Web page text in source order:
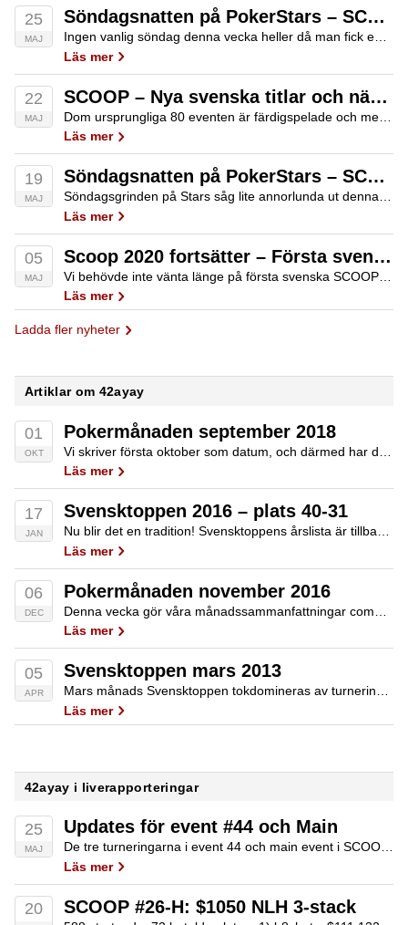
25
MAJ
Söndagsnatten på PokerStars – SCOOP Main Event 2nd Chance
Ingen vanlig söndag denna vecka heller då man fick en andra chans att spela hem Main Event. Det märks tydligt på antalet spelare i HR-Club att pokersidorna börja urvattna alla höga turneringar och kanske att spelarna börjar bli lite mätta…
Läs mer
22
MAJ
SCOOP – Nya svenska titlar och nära Main Event seger.
Läs mer
19
MAJ
Söndagsnatten på PokerStars – SCOOP Main Event
Söndagsgrinden på Stars såg lite annorlunda ut denna vecka eftersom SCOOP 2020 inledde sina Main Events och det gick att utnyttja late reg ända in på måndagskvällen. Det är stora pengar som ska fördelas på alla nivåer och vi tar…
Läs mer
05
MAJ
Scoop 2020 fortsätter – Första svenska titeln är bärgad.
Läs mer
Ladda fler nyheter
Artiklar om 42ayay
01
OKT
Pokermånaden september 2018
Läs mer
17
JAN
Svensktoppen 2016 – plats 40-31
Nu blir det en tradition! Svensktoppens årslista är tillbaka för andra gången! I fem delar kommer vi på Poker.se att presentera de femtio personer vi tycker haft mest framträdande roller i PokerSverige 2016.
Läs mer
06
DEC
Pokermånaden november 2016
Läs mer
05
APR
Svensktoppen mars 2013
Mars månads Svensktoppen tokdomineras av turneringsvinster, såväl online som live. Vi får dock in lite hightakes och ett par podcastare på listan också.
Läs mer
42ayay i liverapporteringar
25
MAJ
Updates för event #44 och Main
De tre turneringarna i event 44 och main event i SCOOP är pausade för upplösning ikväll. Här kommer en kort redovisning av läget: Event 44-L: $27 NLH 8-max. 174 av 16 843 spelare kvar. Garantisumma nu $198. Seger ger $50…
Läs mer
20 SCOOP #26-H: $1050 NLH 3-stack